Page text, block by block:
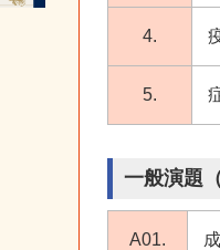
4.
5.
一般演題
A01.